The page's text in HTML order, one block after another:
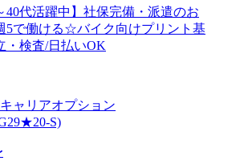
40代活躍中】社保完備・派遣のお
で働ける☆バイク向けプリント基
・検査/日払いOK
ャリアオプション
S)